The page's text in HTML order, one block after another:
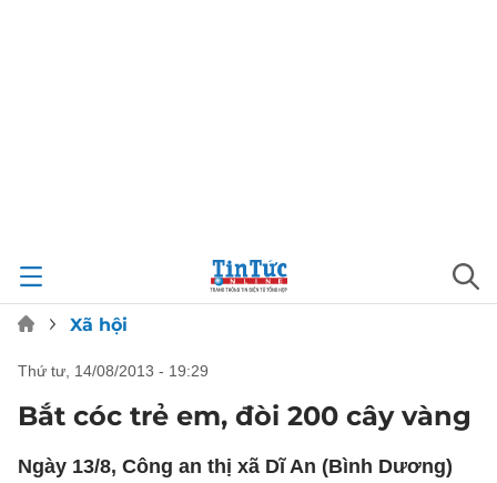
Xã hội
thứ tư, 14/08/2013 - 19:29
Bắt cóc trẻ em, đòi 200 cây vàng
Ngày 13/8, Công an thị xã Dĩ An (Bình Dương)